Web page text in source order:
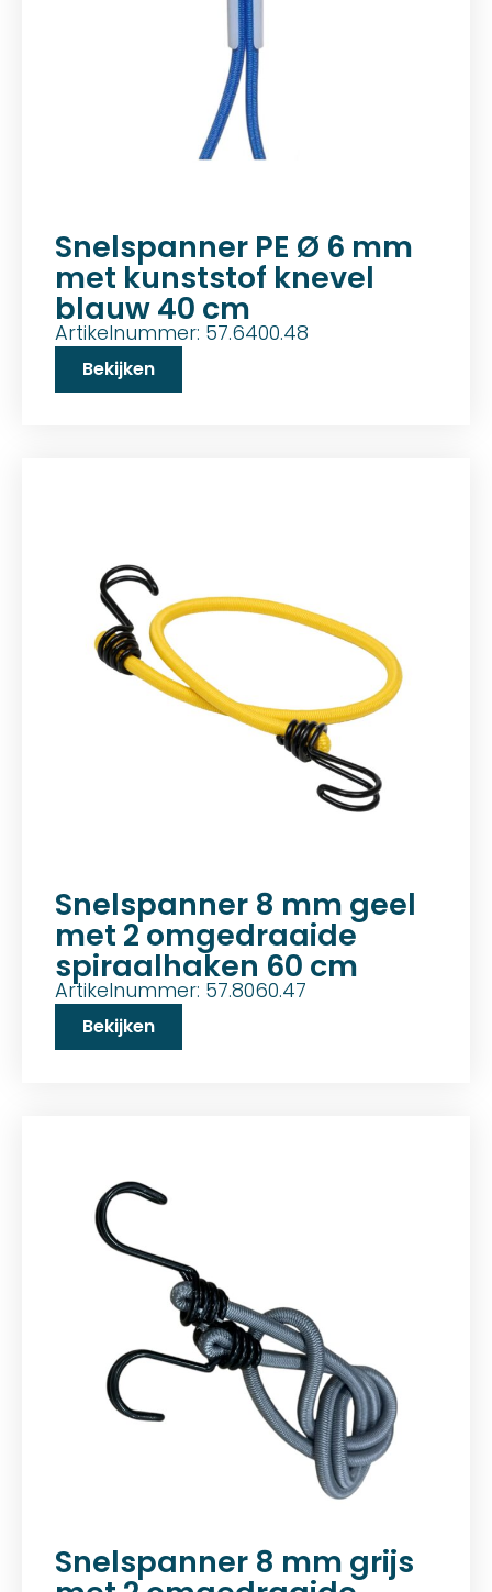
Snelspanner PE Ø 6 mm
met kunststof knevel
blauw 40 cm
Artikelnummer: 57.6400.48
Bekijken
Snelspanner 8 mm geel
met 2 omgedraaide
spiraalhaken 60 cm
Artikelnummer: 57.8060.47
Bekijken
Snelspanner 8 mm grijs